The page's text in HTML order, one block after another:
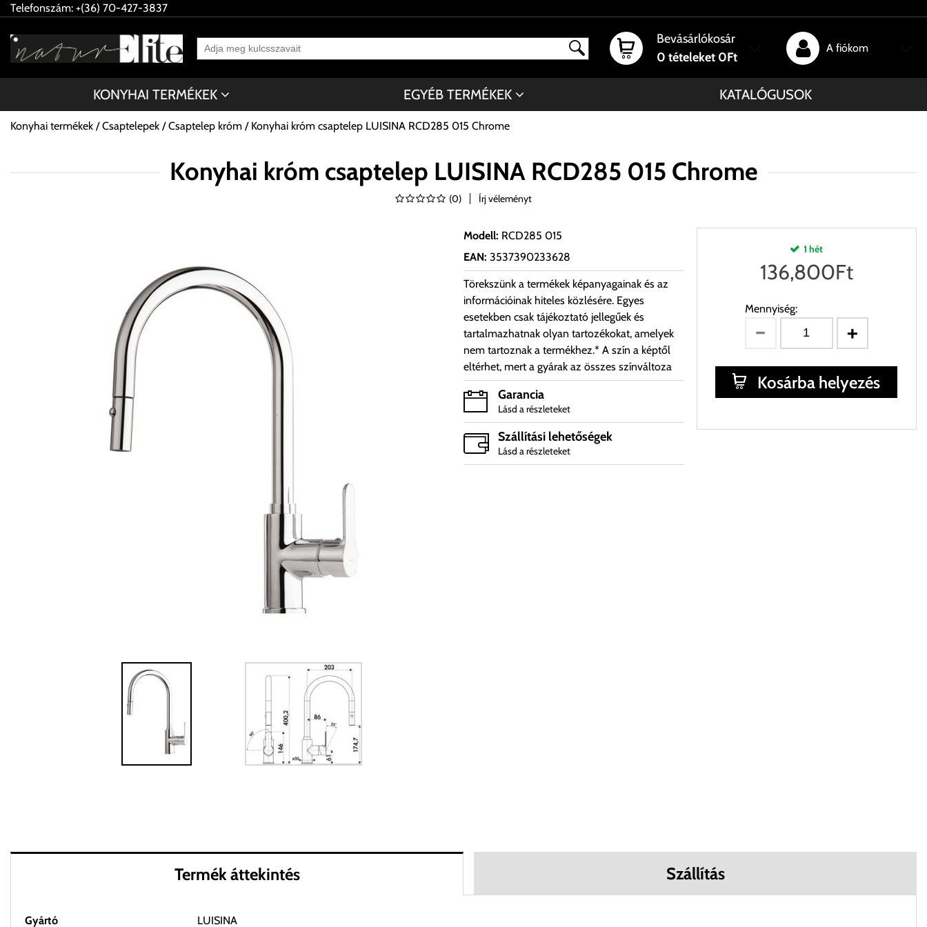
Telefonszám: +(36) 70-427-3837
Bevásárlókosár
0 tételeket 0Ft
A fiókom
KONYHAI TERMÉKEK EGYÉB TERMÉKEK KATALÓGUSOK
Konyhai termékek Csaptelepek Csaptelep króm Konyhai króm csaptelep LUISINA RCD285 015 Chrome
Konyhai króm csaptelep LUISINA RCD285 015 Chrome
(0) Írj véleményt
Modell: RCD285 015
EAN: 3537390233628
Törekszünk a termékek képanyagainak és az
információinak hiteles közlésére. Egyes
esetekben csak tájékoztató jellegűek és
tartalmazhatnak olyan tartozékokat, amelyek
nem tartoznak a termékhez.* A szín a képtől
eltérhet, mert a gyárak az összes színváltoza
Garancia
Lásd a részleteket
Szállítási lehetőségek
Lásd a részleteket
1 hét
136,800Ft
Mennyiség:
Kosárba helyezés
Termék áttekintés Szállítás
Gyártó LUISINA